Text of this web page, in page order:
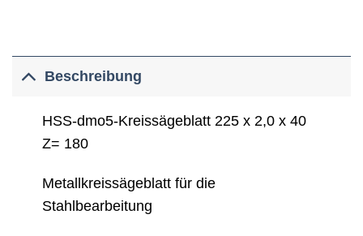
Beschreibung
HSS-dmo5-Kreissägeblatt 225 x 2,0 x 40
Z= 180
Metallkreissägeblatt für die
Stahlbearbeitung